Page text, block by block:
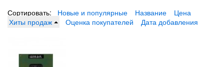
Сортировать: Новые и популярные Название
Цена
Хиты продаж
Оценка покупателей Дата добавления